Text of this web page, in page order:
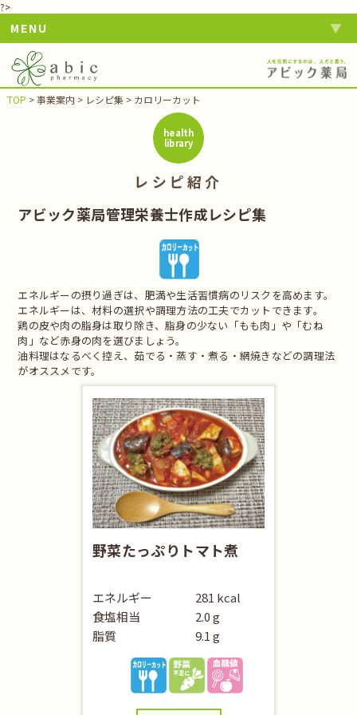
?>
MENU
TOP >事業案内 > レシピ集 > カロリーカット
health
library
レシピ紹介
アビック薬局管理栄養士作成レシピ集
エネルギーの摂り過ぎは、肥満や生活習慣病のリスクを高めます。
エネルギーは、材料の選択や調理方法の工夫でカットできます。
鶏の皮や肉の脂身は取り除き、脂身の少ない「もも肉」や「むね
肉」など赤身の肉を選びましょう。
油料理はなるべく控え、茹でる・蒸す・煮る・網焼きなどの調理法
がオススメです。
野菜たっぷりトマト煮
エネルギー
281 kcal
食塩相当
2.0 g
脂質
9.1 g